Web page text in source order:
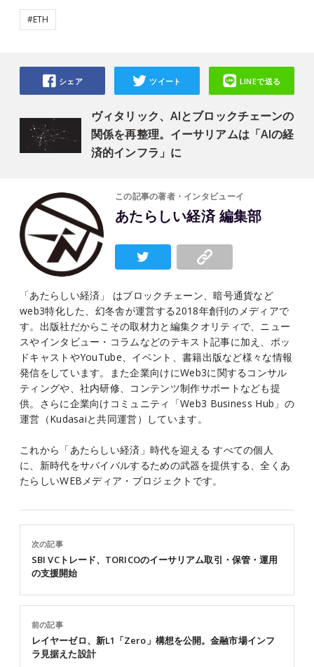
#ETH
ヴィタリック、AIとブロックチェーンの
関係を再整理。イーサリアムは「AIの経
済的インフラ」に
シェア ツイート LINEで送る
この記事の著者・インタビューイ
あたらしい経済 編集部
「あたらしい経済」 はブロックチェーン、暗号通貨など
web3特化した、幻冬舎が運営する2018年創刊のメディアで
す。出版社だからこその取材力と編集クオリティで、ニュー
スやインタビュー・コラムなどのテキスト記事に加え、ポッ
ドキャストやYouTube、イベント、書籍出版など様々な情報
発信をしています。また企業向けにWeb3に関するコンサル
ティングや、社内研修、コンテンツ制作サポートなども提
供。さらに企業向けコミュニティ「Web3 Business Hub」の
運営（Kudasaiと共同運営）しています。
これから「あたらしい経済」時代を迎える すべての個人
に、新時代をサバイバルするための武器を提供する、全くあ
たらしいWEBメディア・プロジェクトです。
前の記事
レイヤーゼロ、新L1「Zero」構想を公開。金融市場インフ
ラ見据えた設計
次の記事
SBI VCトレード、TORICOのイーサリアム取引・保管・運用
の支援開始